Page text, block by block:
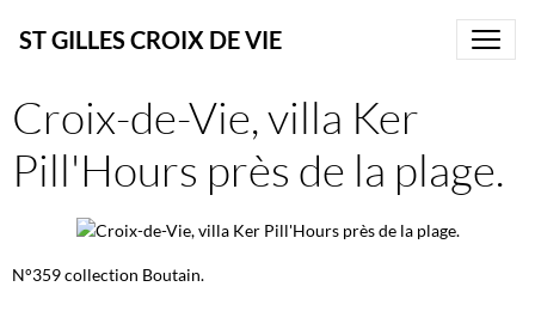
ST GILLES CROIX DE VIE
Croix-de-Vie, villa Ker
Pill'Hours près de la plage.
N°359 collection Boutain.